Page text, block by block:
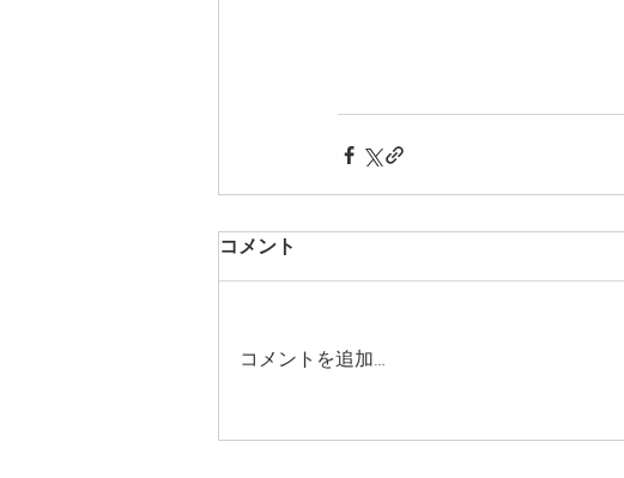
コメント
コメントを追加…